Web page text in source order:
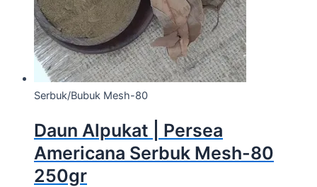
Serbuk/Bubuk Mesh-80
Daun Alpukat | Persea
Americana Serbuk Mesh-80
250gr